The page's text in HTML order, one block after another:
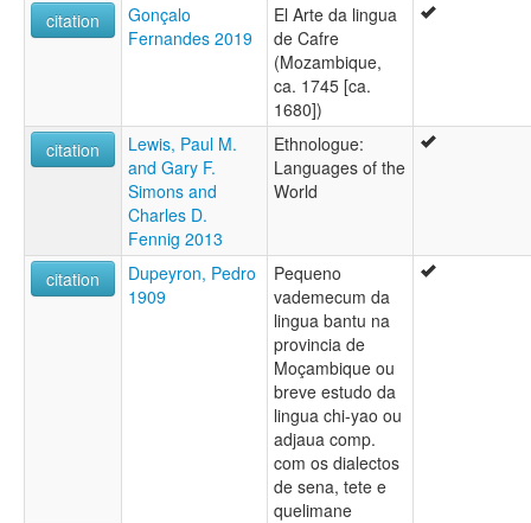
citation
Gonçalo
Fernandes 2019
El Arte da lingua
de Cafre
(Mozambique,
ca. 1745 [ca.
1680])
citation
Lewis, Paul M.
and Gary F.
Simons and
Charles D.
Fennig 2013
Ethnologue:
Languages of the
World
citation
Dupeyron, Pedro
1909
Pequeno
vademecum da
lingua bantu na
provincia de
Moçambique ou
breve estudo da
lingua chi-yao ou
adjaua comp.
com os dialectos
de sena, tete e
quelimane